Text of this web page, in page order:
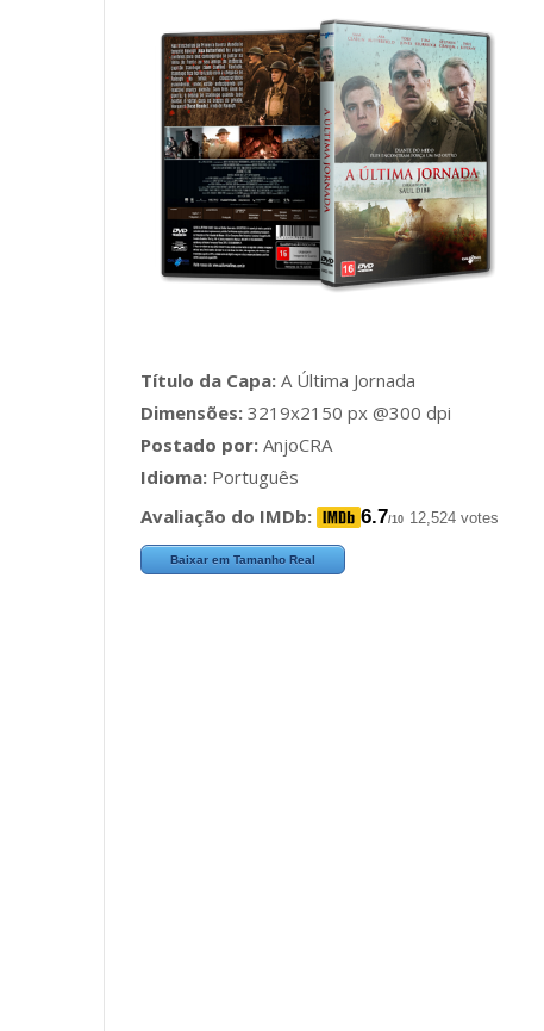
Título da Capa: A Última Jornada
Dimensões: 3219x2150 px @300 dpi
Postado por: AnjoCRA
Idioma: Português
Avaliação do IMDb:
6.7/10 12,524 votes
Baixar em Tamanho Real